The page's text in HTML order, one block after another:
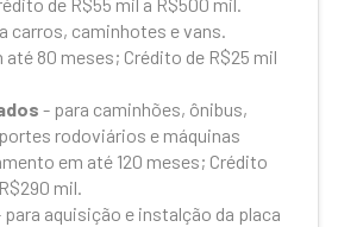
carros, caminhotes e vans.
até 80 meses; Crédito de R$25 mil
- para caminhões, ônibus,
rodoviários e máquinas
em até 120 meses; Crédito
mil.
para aquisição e instalção da placa